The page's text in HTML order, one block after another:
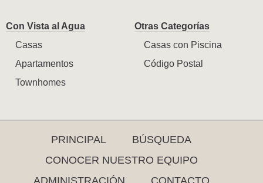
Con Vista al Agua
Casas
Apartamentos
Townhomes
Otras Categorías
Casas con Piscina
Código Postal
PRINCIPAL
BÚSQUEDA
CONOCER NUESTRO EQUIPO
ADMINISTRACIÓN
CONTACTO